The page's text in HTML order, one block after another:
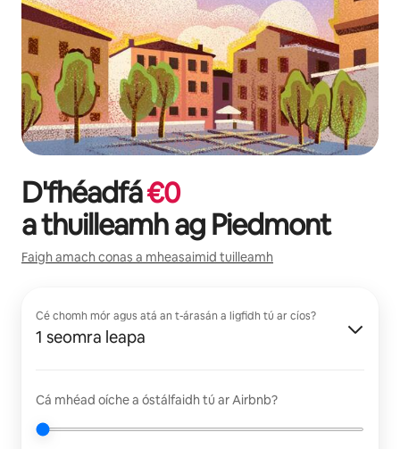
D'fhéadfá€0
a thuilleamh agPiedmont
Faigh amach conas a mheasaimid tuilleamh
Cé chomh mór agus atá an t-árasán a ligfidh tú ar cíos?
1 seomra leapa
Cá mhéad oíche a óstálfaidh tú ar Airbnb?